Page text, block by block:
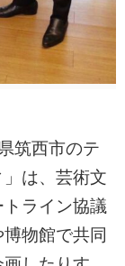
筑西市のテ
は、芸術文
ライン協議
物館で共同